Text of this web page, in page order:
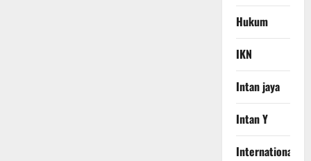
Hukum
IKN
Intan jaya
Intan Y
International